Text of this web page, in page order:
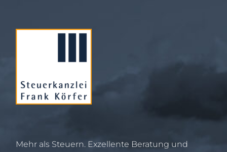
Mehr als Steuern. Exzellente Beratung und